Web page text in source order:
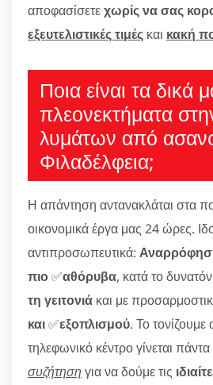
αποφασίσετεχωρίς να σας
εξευτελιστικές τιμές και κακή
Ποια είναι τα δικά
πλεονεκτήματα
λυμάτων από
Φιλαδέλφεια;
Η απάντηση αντανακλάται στα
οικονομικά έργα μας 24 ώρες.
αντιπροσωπευτικά:
πιο✅αθόρυβα, κατά το
τη γειτονιά και με
και✅εξοπλισμού. Το τονίζουμε
τηλεφωνικό κέντρο γίνεται πάντα
συζήτησηγια να δούμε τις